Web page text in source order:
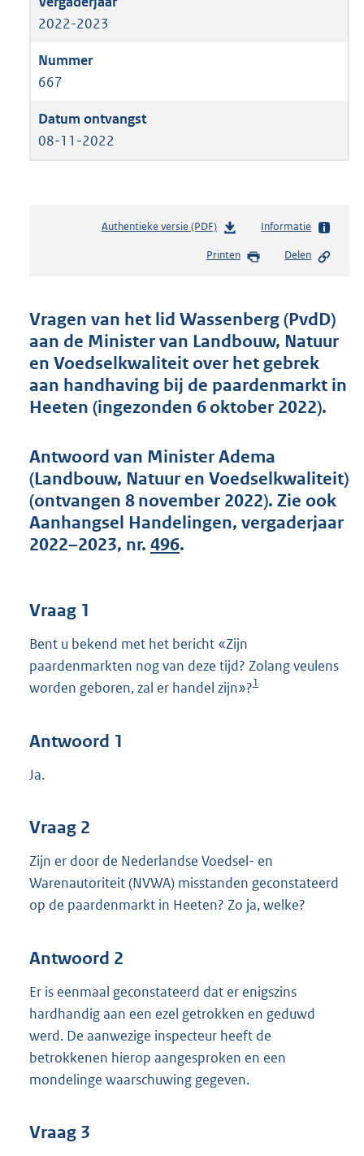
2022-2023
667
08-11-2022
Authentieke versie (PDF)b
s
d
s
g
r
o
o
e
:
4
4
Informatie
Printen Delen
Vragen van het lid Wassenberg (PvdD)
aan de Minister van Landbouw, Natuur
en Voedselkwaliteit over het gebrek
aan handhaving bij de paardenmarkt in
Heeten (ingezonden 6 oktober 2022).
Antwoord van Minister Adema
(Landbouw, Natuur en Voedselkwaliteit)
(ontvangen 8 november 2022). Zie ook
Aanhangsel Handelingen, vergaderjaar
2022–2023, nr. 496.
Vraag 1
Bent u bekend met het bericht «Zijn
paardenmarkten nog van deze tijd? Zolang veulens
worden geboren, zal er handel zijn»?1
Antwoord 1
Ja.
Vraag 2
Zijn er door de Nederlandse Voedsel- en
Warenautoriteit (NVWA) misstanden geconstateerd
op de paardenmarkt in Heeten? Zo ja, welke?
Antwoord 2
Er is eenmaal geconstateerd dat er enigszins
hardhandig aan een ezel getrokken en geduwd
werd. De aanwezige inspecteur heeft de
betrokkenen hierop aangesproken en een
mondelinge waarschuwing gegeven.
Vraag 3